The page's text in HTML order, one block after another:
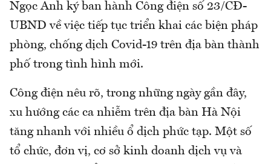
Ngọc Anh ký ban hành Công điện số 23/CĐ-
UBND về việc tiếp tục triển khai các biện pháp
phòng, chống dịch Covid-19 trên địa bàn thành
phố trong tình hình mới.
Công điện nêu rõ, trong những ngày gần đây,
xu hướng các ca nhiễm trên địa bàn Hà Nội
tăng nhanh với nhiều ổ dịch phức tạp. Một số
tổ chức, đơn vị, cơ sở kinh doanh dịch vụ và